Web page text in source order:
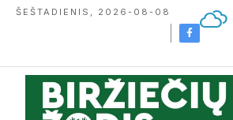
ŠEŠTADIENIS, 2026-08-08